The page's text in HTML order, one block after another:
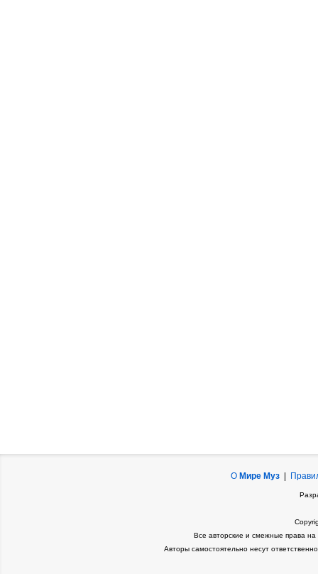
О Мире Муз|
Все авторские и смежные права
Авторы самостоятельно несут